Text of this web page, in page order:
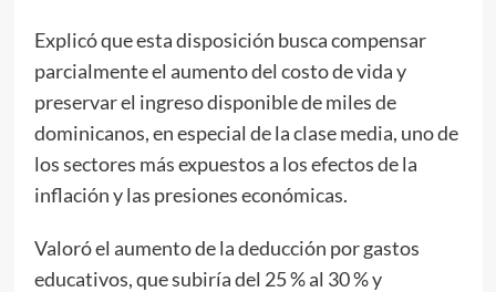
Explicó que esta disposición busca compensar
parcialmente el aumento del costo de vida y
preservar el ingreso disponible de miles de
dominicanos, en especial de la clase media, uno de
los sectores más expuestos a los efectos de la
inflación y las presiones económicas.
Valoró el aumento de la deducción por gastos
educativos, que subiría del 25 % al 30 % y